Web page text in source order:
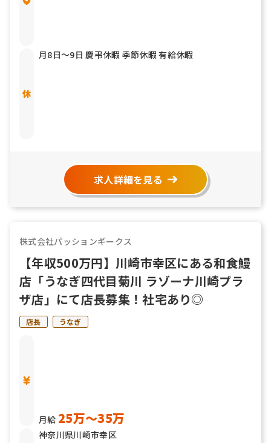
月8日〜9日 慶弔休暇 季節休暇 有給休暇
求人詳細を見る
株式会社パッションギークス
【年収500万円】川崎市幸区にある和食鰻
店「うなぎ四代目菊川 ラゾーナ川崎プラ
ザ店」にて店長募集！社宅あり◎
店長 うなぎ
月給 25万〜35万
神奈川県川崎市幸区